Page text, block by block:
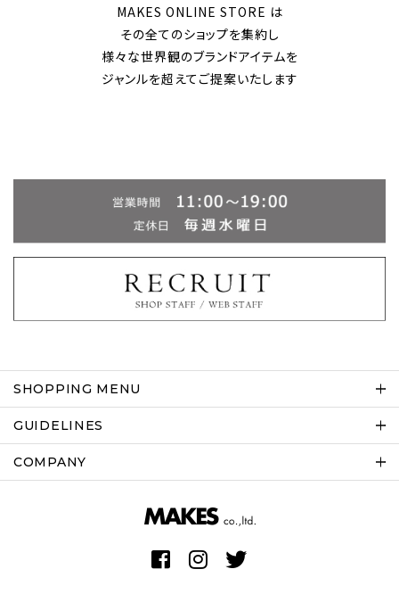
MAKES ONLINE STORE は
その全てのショップを集約し
様々な世界観のブランドアイテムを
ジャンルを超えてご提案いたします
SHOPPING MENU
GUIDELINES
COMPANY